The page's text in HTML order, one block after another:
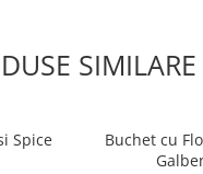
SIMILARE
Spice
Buchet cu